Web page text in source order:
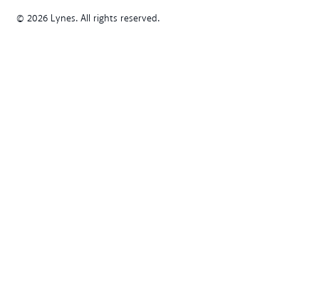
© 2026 Lynes. All rights reserved.